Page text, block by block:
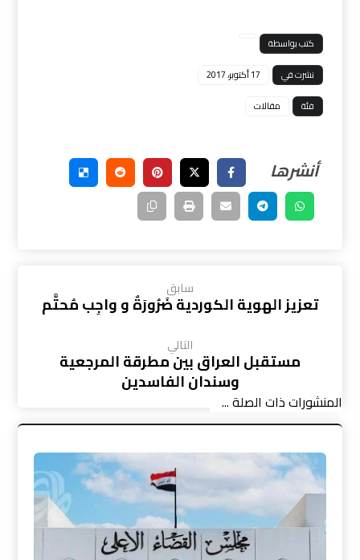
كتب بواسطة
نشرت في
17 أكتوبر، 2017
فئة
مقالات
سابق
تعزيز الهوية الكوردية ضَرُورَةٌ و واجِب مُحتَّم
التالي
مستقبل العراق بين مطرقة المرجعية
وسندان الفاسدين
المنشورات ذات الصلة ...